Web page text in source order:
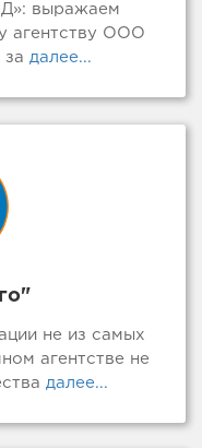
выражаем
агентству ООО
за далее...
не из самых
агентстве не
далее...